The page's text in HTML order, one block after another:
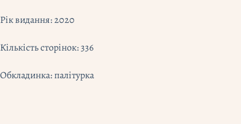
Рік видання: 2020
Кількість сторінок: 336
Обкладинка: палітурка